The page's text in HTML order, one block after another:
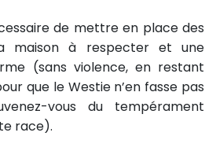
de mettre en place des
maison à respecter et une
(sans violence, en restant
que le Westie n’en fasse pas
vous du tempérament
race).